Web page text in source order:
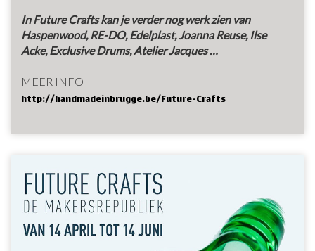
In Future Crafts kan je verder nog werk zien van
Haspenwood, RE-DO, Edelplast, Joanna Reuse, Ilse
Acke, Exclusive Drums, Atelier Jacques …
MEER INFO
http://handmadeinbrugge.be/Future-Crafts